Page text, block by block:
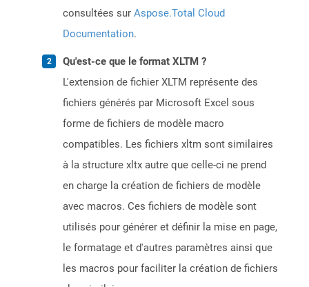
consultées sur Aspose.Total Cloud
Documentation.
Qu'est-ce que le format XLTM ?
L'extension de fichier XLTM représente des
fichiers générés par Microsoft Excel sous
forme de fichiers de modèle macro
compatibles. Les fichiers xltm sont similaires
à la structure xltx autre que celle-ci ne prend
en charge la création de fichiers de modèle
avec macros. Ces fichiers de modèle sont
utilisés pour générer et définir la mise en page,
le formatage et d'autres paramètres ainsi que
les macros pour faciliter la création de fichiers